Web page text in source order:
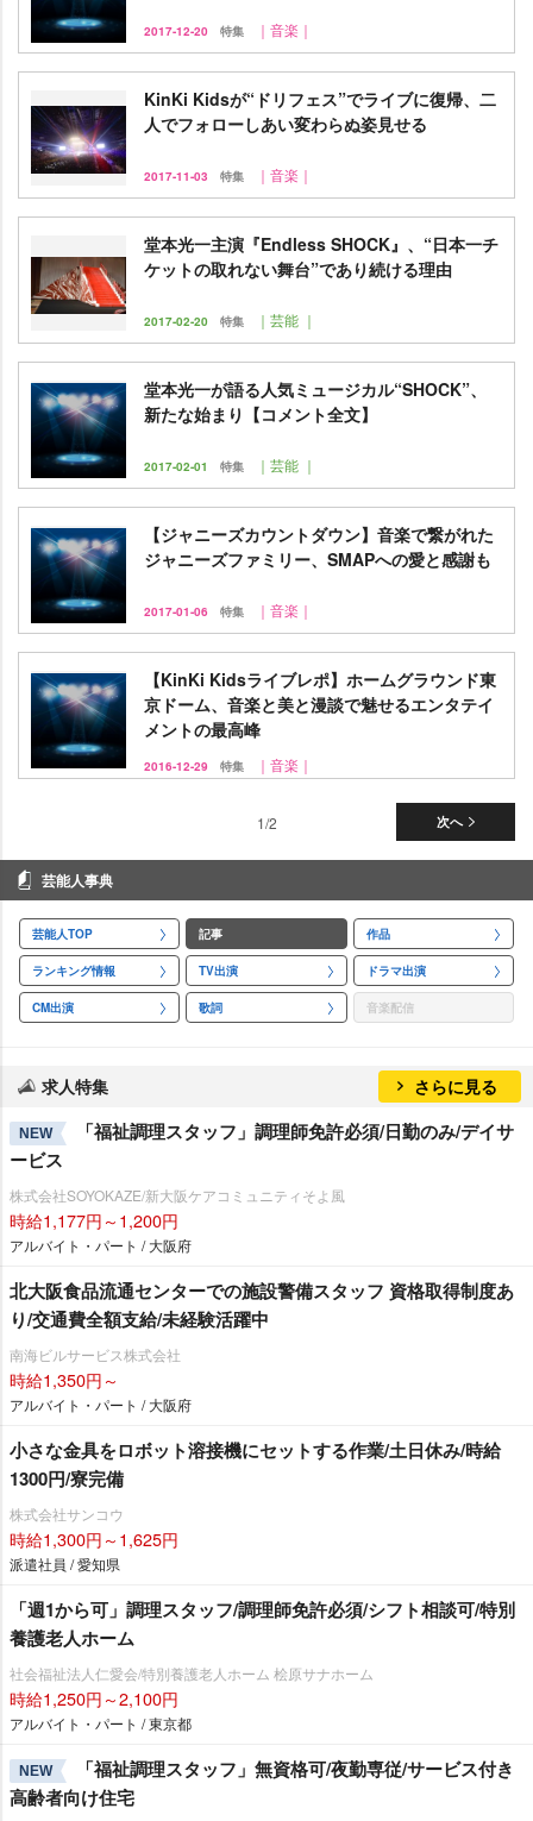
2017-12-20 特集 ｜音楽｜
KinKi Kidsが“ドリフェス”でライブに復帰、二
人でフォローしあい変わらぬ姿見せる
2017-11-03 特集 ｜音楽｜
堂本光一主演『Endless SHOCK』、“日本一チ
ケットの取れない舞台”であり続ける理由
2017-02-20 特集 ｜芸能 ｜
堂本光一が語る人気ミュージカル“SHOCK”、
新たな始まり【コメント全文】
2017-02-01 特集 ｜芸能 ｜
【ジャニーズカウントダウン】音楽で繋がれた
ジャニーズファミリー、SMAPへの愛と感謝も
2017-01-06 特集 ｜音楽｜
【KinKi Kidsライブレポ】ホームグラウンド東
京ドーム、音楽と美と漫談で魅せるエンタテイ
メントの最高峰
2016-12-29 特集 ｜音楽｜
次へ
1/2
芸能人事典
芸能人TOP 記事 作品
ランキング情報 TV出演 ドラマ出演
CM出演 歌詞 音楽配信
求人特集 さらに見る
NEW
「福祉調理スタッフ」調理師免許必須/日勤のみ/デイサ
ービス
株式会社SOYOKAZE/新大阪ケアコミュニティそよ風
時給1,177円～1,200円
アルバイト・パート / 大阪府
北大阪食品流通センターでの施設警備スタッフ 資格取得制度あ
り/交通費全額支給/未経験活躍中
南海ビルサービス株式会社
時給1,350円～
アルバイト・パート / 大阪府
小さな金具をロボット溶接機にセットする作業/土日休み/時給
1300円/寮完備
株式会社サンコウ
時給1,300円～1,625円
派遣社員 / 愛知県
「週1から可」調理スタッフ/調理師免許必須/シフト相談可/特別
養護老人ホーム
社会福祉法人仁愛会/特別養護老人ホーム 桧原サナホーム
時給1,250円～2,100円
アルバイト・パート / 東京都
NEW
「福祉調理スタッフ」無資格可/夜勤専従/サービス付き
高齢者向け住宅